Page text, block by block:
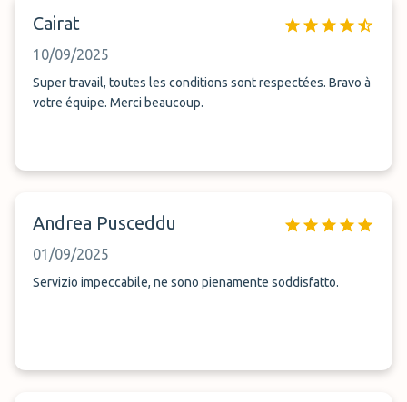
Cairat
10/09/2025
Super travail, toutes les conditions sont respectées. Bravo à
votre équipe. Merci beaucoup.
Andrea Pusceddu
01/09/2025
Servizio impeccabile, ne sono pienamente soddisfatto.